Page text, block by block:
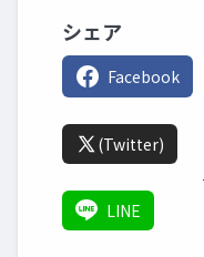
シェア
Facebook
(Twitter)
LINE